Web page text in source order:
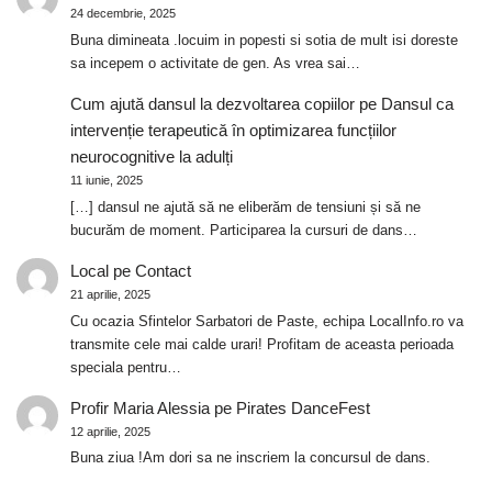
24 decembrie, 2025
Buna dimineata .locuim in popesti si sotia de mult isi doreste
sa incepem o activitate de gen. As vrea sai…
Cum ajută dansul la dezvoltarea copiilorpe Dansul ca
intervenție terapeutică în optimizarea funcțiilor
neurocognitive la adulți
11 iunie, 2025
[…] dansul ne ajută să ne eliberăm de tensiuni și să ne
bucurăm de moment. Participarea la cursuri de dans…
Localpe Contact
21 aprilie, 2025
Cu ocazia Sfintelor Sarbatori de Paste, echipa LocalInfo.ro va
transmite cele mai calde urari! Profitam de aceasta perioada
speciala pentru…
Profir Maria Alessiape Pirates DanceFest
12 aprilie, 2025
Buna ziua !Am dori sa ne inscriem la concursul de dans.